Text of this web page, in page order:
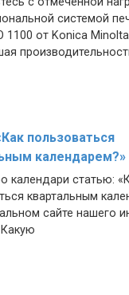
системой
1100 от Konica
пользоваться
календарем?»
календари статью:
квартальным
сайте нашего